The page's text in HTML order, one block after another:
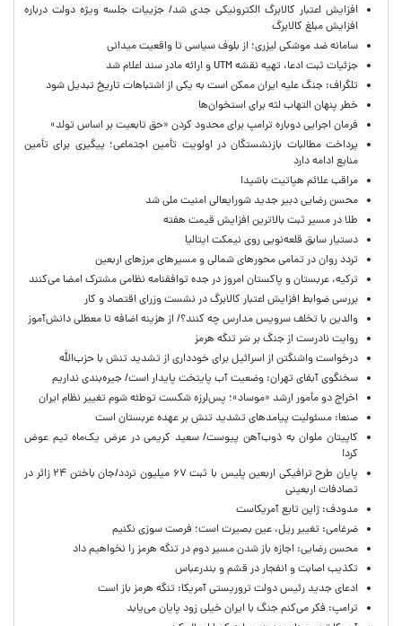
افزایش اعتبار کالابرگ الکترونیکی جدی شد/ جزییات جلسه ویژه دولت درباره
افزایش مبلغ کالابرگ
سامانه ضد موشکی لیزری؛ از بلوف سیاسی تا واقعیت میدانی
جزئیات ثبت ادعا، تهیه نقشه UTM و ارائه مادر سند اعلام شد
تلگراف: جنگ علیه ایران ممکن است به یکی از اشتباهات تاریخ تبدیل شود
خطر پنهان التهاب لثه برای استخوان‌ها
فرمان اجرایی دوباره ترامپ برای محدود کردن «حق تابعیت بر اساس تولد»
پرداخت مطالبات بازنشستگان در اولویت تأمین اجتماعی؛ پیگیری برای تأمین
منابع ادامه دارد
مراقب علائم هپاتیت باشید!
محسن رضایی دبیر جدید شورایعالی امنیت ملی شد
طلا در مسیر ثبت بالاترین افزایش قیمت هفته
دستیار سابق قلعه‌نویی روی نیمکت ایتالیا
تردد روان در تمامی محورهای شمالی و مسیرهای مرزهای اربعین
ترکیه، عربستان و پاکستان امروز در جده توافقنامه نظامی مشترک امضا می‌کنند
بررسی ضوابط افزایش اعتبار کالابرگ در نشست وزرای اقتصاد و کار
والدین با تخلف سرویس مدارس چه کنند؟/ از هزینه اضافه تا معطلی دانش‌آموز
روایت نادرست از جنگ بر سَر تنگه هرمز
درخواست واشنگتن از اسرائیل برای خودداری از تشدید تنش با حزب‌الله
سخنگوی آبفای تهران: وضعیت آب پایتخت پایدار است/ جیره‌بندی نداریم
اخراج دو مأمور ارشد «موساد»؛ پس‌لرزه شکست توطئه شوم تغییر نظام ایران
صنعا: مسئولیت پیامدهای تشدید تنش بر عهده عربستان است
کاپیتان ملوان به ذوب‌آهن پیوست/ سعید کریمی در عرض یک‌ماه تیم عوض
کرد!
پایان طرح ترافیکی اربعین پلیس با ثبت ۶۷ میلیون تردد/جان باختن ۲۴ زائر در
تصادفات اربعینی
مدودف: ژاپن تابع آمریکاست
ضرغامی: تغییر ریل، عین بصیرت است؛ فرصت سوزی نکنیم
محسن رضایی: اجازه باز شدن مسیر دوم در تنگه هرمز را نخواهیم داد
تکذیب اصابت و انفجار در قشم و بندرعباس
ادعای جدید رئیس دولت تروریستی آمریکا: تنگه هرمز باز است
ترامپ: فکر می‌کنم جنگ با ایران خیلی زود پایان می‌یابد